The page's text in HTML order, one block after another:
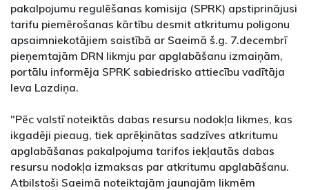
pakalpojumu regulēšanas komisija (SPRK) apstiprinājusi
tarifu piemērošanas kārtību desmit atkritumu poligonu
apsaimniekotājiem saistībā ar Saeimā š.g. 7.decembrī
pieņemtajām DRN likmju par apglabāšanu izmaiņām,
portālu informēja SPRK sabiedrisko attiecību vadītāja
Ieva Lazdiņa.
"Pēc valstī noteiktās dabas resursu nodokļa likmes, kas
ikgadēji pieaug, tiek aprēķinātas sadzīves atkritumu
apglabāšanas pakalpojuma tarifos iekļautās dabas
resursu nodokļa izmaksas par atkritumu apglabāšanu.
Atbilstoši Saeimā noteiktajām jaunajām likmēm